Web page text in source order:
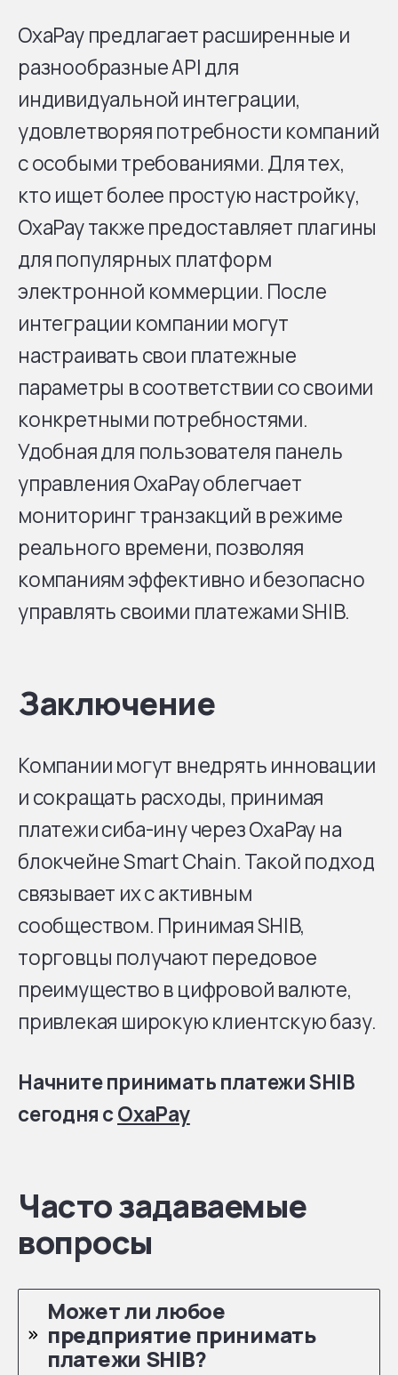
OxaPay предлагает расширенные и
разнообразные API для
индивидуальной интеграции,
удовлетворяя потребности компаний
с особыми требованиями. Для тех,
кто ищет более простую настройку,
OxaPay также предоставляет плагины
для популярных платформ
электронной коммерции. После
интеграции компании могут
настраивать свои платежные
параметры в соответствии со своими
конкретными потребностями.
Удобная для пользователя панель
управления OxaPay облегчает
мониторинг транзакций в режиме
реального времени, позволяя
компаниям эффективно и безопасно
управлять своими платежами SHIB.
Заключение
Компании могут внедрять инновации
и сокращать расходы, принимая
платежи сиба-ину через OxaPay на
блокчейне Smart Chain. Такой подход
связывает их с активным
сообществом. Принимая SHIB,
торговцы получают передовое
преимущество в цифровой валюте,
привлекая широкую клиентскую базу.
Начните принимать платежи SHIB
сегодня сOxaPay
Часто задаваемые
вопросы
Может ли любое
предприятие принимать
платежи SHIB?